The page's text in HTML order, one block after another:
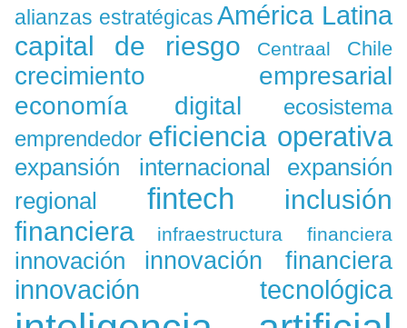
alianzas estratégicas América Latina
capital de riesgo Centraal Chile
crecimiento empresarial
economía digital
ecosistema
emprendedor eficiencia operativa
expansión internacional
expansión
regional
fintech
inclusión
financiera
infraestructura financiera
innovación innovación financiera
innovación tecnológica